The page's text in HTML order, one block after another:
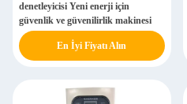
denetleyicisi Yeni enerji için
güvenlik ve güvenilirlik makinesi
En İyi Fiyatı Alın